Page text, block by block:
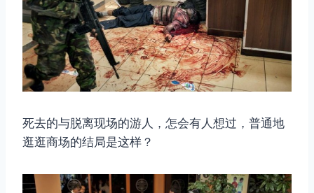
死去的与脱离现场的游人，怎会有人想过，普通地
逛逛商场的结局是这样？